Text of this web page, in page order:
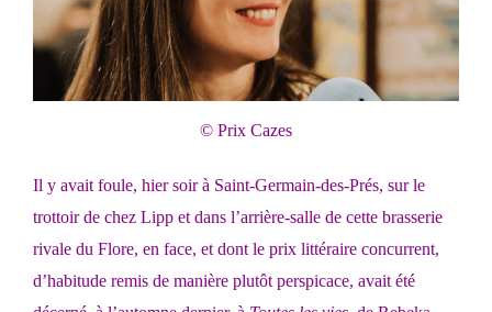
© Prix Cazes
Il y avait foule, hier soir à Saint-Germain-des-Prés, sur le
trottoir de chez Lipp et dans l’arrière-salle de cette brasserie
rivale du Flore, en face, et dont le prix littéraire concurrent,
d’habitude remis de manière plutôt perspicace, avait été